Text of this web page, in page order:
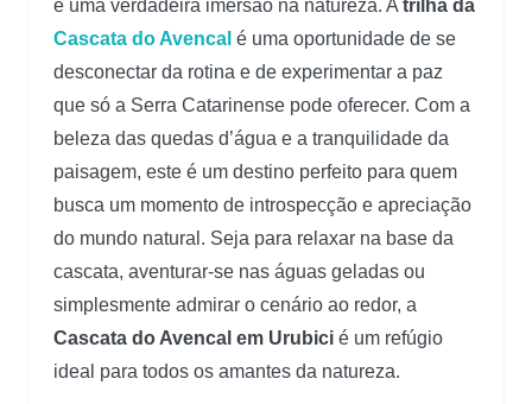
é uma verdadeira imersão na natureza. A trilha da
Cascata do Avencal é uma oportunidade de se
desconectar da rotina e de experimentar a paz
que só a Serra Catarinense pode oferecer. Com a
beleza das quedas d’água e a tranquilidade da
paisagem, este é um destino perfeito para quem
busca um momento de introspecção e apreciação
do mundo natural. Seja para relaxar na base da
cascata, aventurar-se nas águas geladas ou
simplesmente admirar o cenário ao redor, a
Cascata do Avencal em Urubici é um refúgio
ideal para todos os amantes da natureza.